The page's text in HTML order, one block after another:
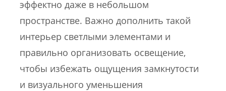
эффектно даже в небольшом
пространстве. Важно дополнить такой
интерьер светлыми элементами и
правильно организовать освещение,
чтобы избежать ощущения замкнутости
и визуального уменьшения